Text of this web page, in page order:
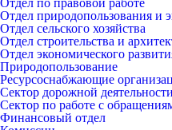
Отдел по правовой работе
Отдел природопользования и
Отдел сельского хозяйства
Отдел строительства и
Отдел экономического
Природопользование
Ресурсоснабжающие
Сектор дорожной деятельности
Сектор по работе с
Финансовый отдел